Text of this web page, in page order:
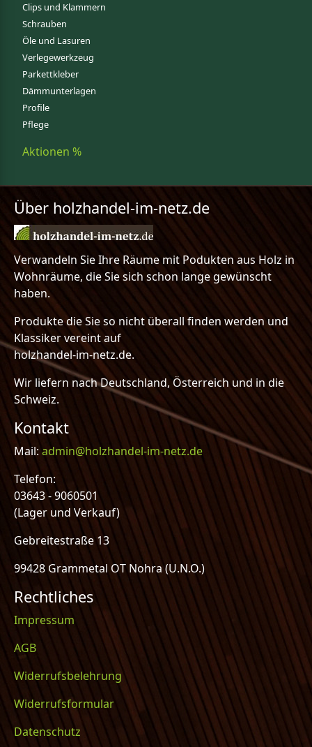
Clips und Klammern
Schrauben
Öle und Lasuren
Verlegewerkzeug
Parkettkleber
Dämmunterlagen
Profile
Pflege
Aktionen %
Über holzhandel-im-netz.de
Verwandeln Sie Ihre Räume mit Podukten aus Holz in
Wohnräume, die Sie sich schon lange gewünscht
haben.
Produkte die Sie so nicht überall finden werden und
Klassiker vereint auf
holzhandel-im-netz.de.
Wir liefern nach Deutschland, Österreich und in die
Schweiz.
Kontakt
Mail: admin@holzhandel-im-netz.de
Telefon:
03643 - 9060501
(Lager und Verkauf)
Gebreitestraße 13
99428 Grammetal OT Nohra (U.N.O.)
Rechtliches
Impressum
AGB
Widerrufsbelehrung
Widerrufsformular
Datenschutz